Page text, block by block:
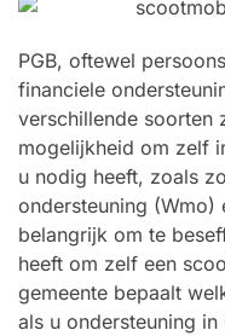
PGB, oftewel
financiele
verschillende soorten
mogelijkheid om zelf
u nodig heeft, zoals
ondersteuning (Wmo)
belangrijk om te
heeft om zelf een
gemeente bepaalt
als u ondersteuning